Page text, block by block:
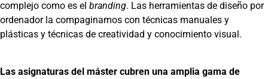
complejo como es el branding. Las herramientas de diseño por
ordenador la compaginamos con técnicas manuales y
plásticas y técnicas de creatividad y conocimiento visual.
Las asignaturas del máster cubren una amplia gama de